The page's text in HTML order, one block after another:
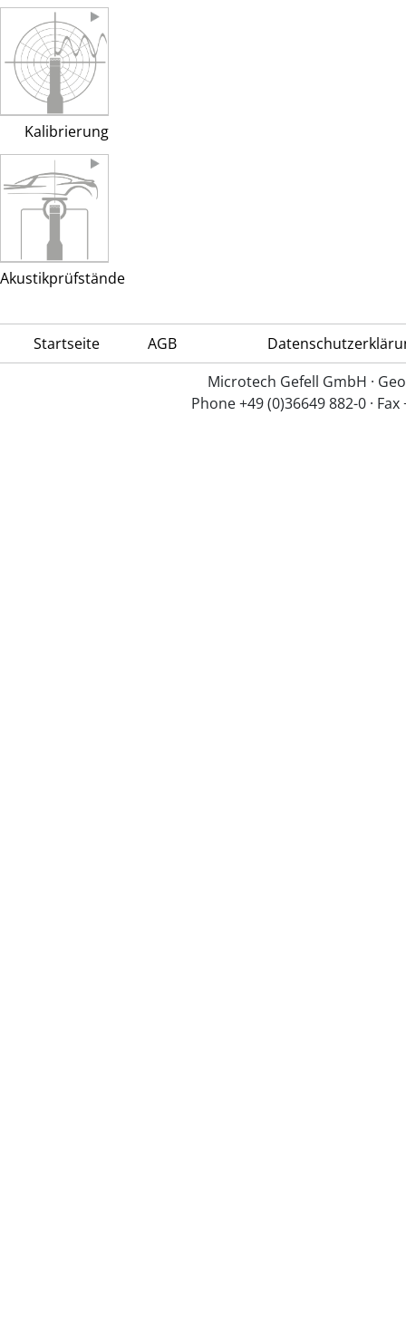
Kalibrierung
Akustikprüfstände
Startseite AGB
Microtech Gefell GmbH ·
Phone +49 (0)36649 882-0 ·